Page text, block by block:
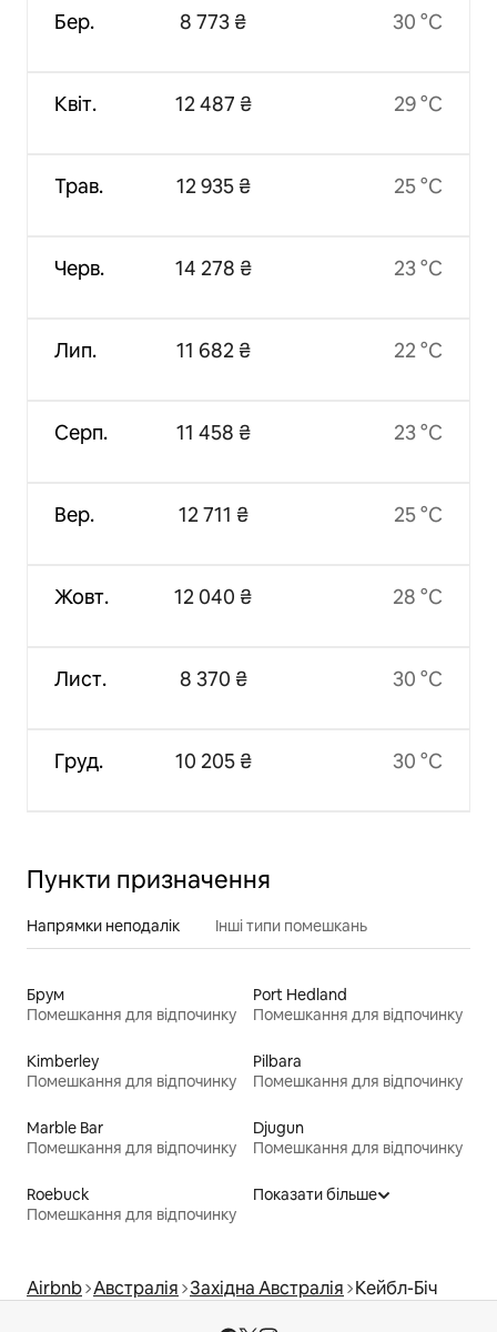
Бер.
Квіт.
Трав.
Черв.
Лип.
Серп.
Вер.
Жовт.
Лист.
Груд.
8 773 ₴
12 487 ₴
12 935 ₴
14 278 ₴
11 682 ₴
11 458 ₴
12 711 ₴
12 040 ₴
8 370 ₴
10 205 ₴
30 °C
29 °C
25 °C
23 °C
22 °C
23 °C
25 °C
28 °C
30 °C
30 °C
Пункти призначення
Напрямки неподалік Інші типи помешкань
Брум
Помешкання для відпочинку
Port Hedland
Помешкання для відпочинку
Kimberley
Помешкання для відпочинку
Pilbara
Помешкання для відпочинку
Marble Bar
Помешкання для відпочинку
Djugun
Помешкання для відпочинку
Roebuck
Помешкання для відпочинку
Показати більше
Airbnb Австралія Західна Австралія Кейбл-Біч